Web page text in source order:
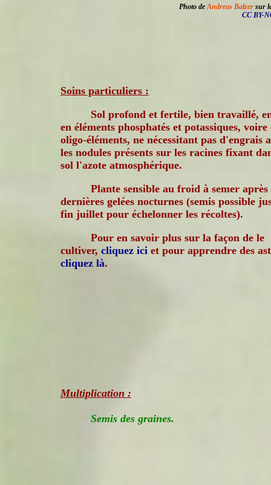
Photo deAndreas Balzer sur
CC BY-
Soins particuliers :
Sol profond et fertile, bien travaillé,
en éléments phosphatés et potassiques, voire
oligo-éléments, ne nécessitant pas d'engrais
les nodules présents sur les racines fixant
sol l'azote atmosphérique.
Plante sensible au froid à semer après
dernières gelées nocturnes (semis possible
fin juillet pour échelonner les récoltes).
Pour en savoir plus sur la façon de le
cultiver, cliquez ici et pour apprendre des
cliquez là.
Multiplication :
Semis des graines.